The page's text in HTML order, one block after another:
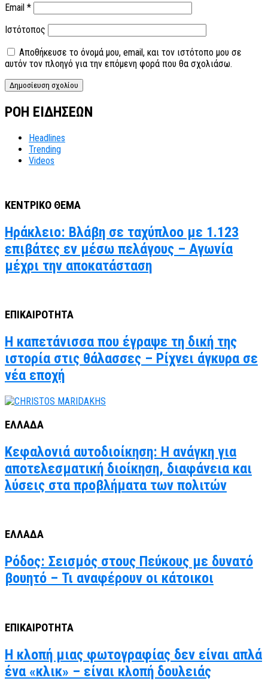
Email *
Ιστότοπος
Αποθήκευσε το όνομά μου, email, και τον ιστότοπο μου σε
αυτόν τον πλοηγό για την επόμενη φορά που θα σχολιάσω.
ΡΟΗ ΕΙΔΗΣΕΩΝ
Headlines
Trending
Videos
ΚΕΝΤΡΙΚΟ ΘΕΜΑ
Ηράκλειο: Βλάβη σε ταχύπλοο με 1.123
επιβάτες εν μέσω πελάγους – Αγωνία
μέχρι την αποκατάσταση
ΕΠΙΚΑΙΡΟΤΗΤΑ
Η καπετάνισσα που έγραψε τη δική της
ιστορία στις θάλασσες – Ρίχνει άγκυρα σε
νέα εποχή
ΕΛΛΑΔΑ
Κεφαλονιά αυτοδιοίκηση: Η ανάγκη για
αποτελεσματική διοίκηση, διαφάνεια και
λύσεις στα προβλήματα των πολιτών
ΕΛΛΑΔΑ
Ρόδος: Σεισμός στους Πεύκους με δυνατό
βουητό – Τι αναφέρουν οι κάτοικοι
ΕΠΙΚΑΙΡΟΤΗΤΑ
Η κλοπή μιας φωτογραφίας δεν είναι απλά
ένα «κλικ» – είναι κλοπή δουλειάς